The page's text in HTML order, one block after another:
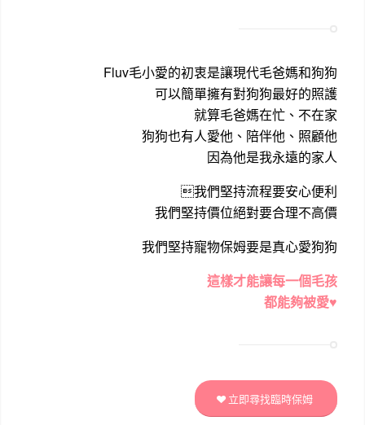
Fluv毛小愛的初衷是讓現代毛爸媽和狗狗
可以簡單擁有對狗狗最好的照護
就算毛爸媽在忙、不在家
狗狗也有人愛他、陪伴他、照顧他
因為他是我永遠的家人
我們堅持流程要安心便利
我們堅持價位絕對要合理不高價
我們堅持寵物保姆要是真心愛狗狗
這樣才能讓每一個毛孩
都能夠被愛♥
立即尋找臨時保姆